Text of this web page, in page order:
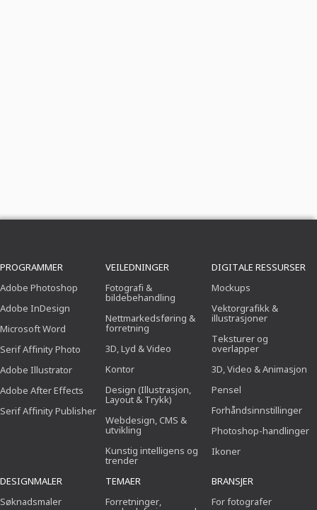
PROGRAMMER
Adobe Photoshop
Adobe InDesign
Microsoft Word
Serif Affinity Photo
Adobe Illustrator
Adobe After Effects
Serif Affinity Publisher
VEILEDNINGER
Fotografi &
bildebehandling
Nettmarkedsføring &
forretning
3D, Lyd & Video
Kontor
Design (Illustrasjon,
Layout & Trykk)
Webdesign, CMS &
utvikling
Kunstig intelligens og
trender
DIGITALE RESSURSER
Mockups
Vektorgrafikk &
illustrasjoner
Teksturer og
overlapper
3D, Video & Animasjon
Pensel
Forhåndsinnstillinger
Photoshop-handlinger
Ikoner
DESIGNMALER
Søknadsmaler
TEMAER
Forretninger,
BRANSJER
For fotografer